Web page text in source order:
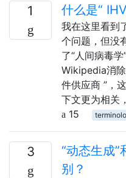
1 什么是“
我在这里看到
个问题，但没
了“人间病毒
Wikipedia消
件供应商 ”，
下文更为相关
15
3
“动态生成”
别？